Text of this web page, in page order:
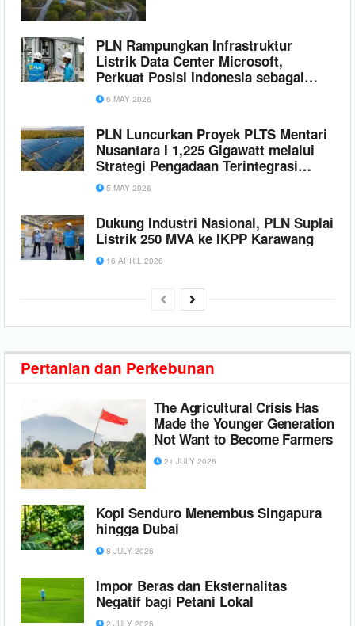
PLN Rampungkan Infrastruktur
Listrik Data Center Microsoft,
Perkuat Posisi Indonesia sebagai
Pusat Pertumbuhan Ekonomi Digital
6 MAY 2026
PLN Luncurkan Proyek PLTS Mentari
Nusantara I 1,225 Gigawatt melalui
Strategi Pengadaan Terintegrasi
GIGA ONE
5 MAY 2026
Dukung Industri Nasional, PLN Suplai
Listrik 250 MVA ke IKPP Karawang
16 APRIL 2026
Pertanian dan Perkebunan
The Agricultural Crisis Has
Made the Younger Generation
Not Want to Become Farmers
21 JULY 2026
Kopi Senduro Menembus Singapura
hingga Dubai
8 JULY 2026
Impor Beras dan Eksternalitas
Negatif bagi Petani Lokal